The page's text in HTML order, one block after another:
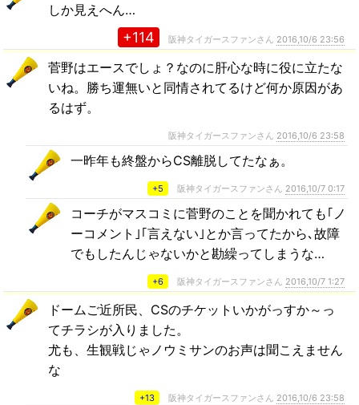
しか見えへん…
+114 阪神タイガースファンさん 2016,10/6 23:56
菅野はエースでしょ？なのに肝心な時に役に立たな
いね。勝ち運無いと同情されてるけど何か原因があ
るはず。
阪神タイガースファンさん 2016,10/6 23:58
一昨年も終盤からCS離脱してたなぁ。
+5 阪神タイガースファンさん 2016,10/7 0:17
コーチがマスコミに菅野のことを聞かれても｢ノ
ーコメント｣｢言えない｣とか言ってたから､故障
でもしたんじゃないかと勘繰ってしまうな…
+6 阪神タイガースファンさん 2016,10/7 1:27
ドームご近所民、CSのチケットいかがっすか～っ
てチラシが入りました。
尤も、生観戦じゃノウミサンのお声は聞こえません
な
+13 阪神タイガースファンさん 2016,10/6 23:58